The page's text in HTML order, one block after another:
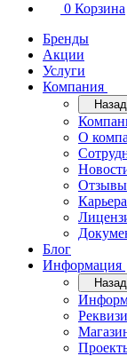
0 Корзина
Бренды
Акции
Услуги
Компания
Назад
О
Отзывы
Карьера
Блог
Информация
Назад